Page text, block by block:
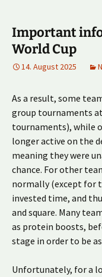
Important
World Cup
14. August 2025
As a result, some
group tournaments
tournaments), while
longer active on the
meaning they were
chance. For other
normally (except for
invested time, and
and square. Many
as protein boosts,
stage in order to be
Unfortunately, for a